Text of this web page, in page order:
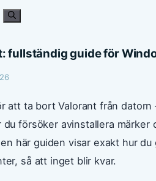
fullständig guide för
att ta bort Valorant från
du försöker avinstallera
här guiden visar exakt hur
så att inget blir kvar.